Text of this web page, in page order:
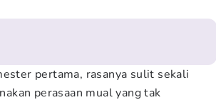
pertama, rasanya sulit sekali
perasaan mual yang tak